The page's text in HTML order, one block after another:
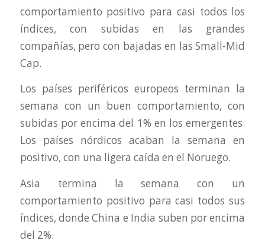
comportamiento positivo para casi todos los
índices, con subidas en las grandes
compañías, pero con bajadas en las Small-Mid
Cap.
Los países periféricos europeos terminan la
semana con un buen comportamiento, con
subidas por encima del 1% en los emergentes.
Los países nórdicos acaban la semana en
positivo, con una ligera caída en el Noruego.
Asia termina la semana con un
comportamiento positivo para casi todos sus
índices, donde China e India suben por encima
del 2%.